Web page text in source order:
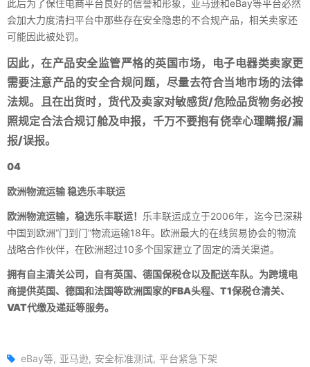
此后为了保住电商平台良好的信誉和形象，亚马逊和eBay等平台必然
会加大力度清扫平台中那些存在安全隐患的不合规产品，相关卖家还
可能因此被处罚。
因此，在产品安全监管严格的英国市场，电子电器类卖家更
需要注意产品的安全合规问题，尽量去符合当地市场的法律
法规。且在出货时，货代及卖家对敏感货/危险品货物务必按
照规定合法合规订舱及申报，千万不要抱有侥幸心理瞒报/漏
报/误报。
04
欧洲物流运输 稳选乐丰联运
欧洲物流运输，稳选乐丰联运！ 乐丰联运成立于2006年，迄今已深耕
中国到欧洲“门到门”物流运输18年。欧洲最大的在线贸易协会的物流
战略合作伙伴，在欧洲超过10多个国家建立了固定的清关渠道。​
拥有自主清关公司，自有英国、德国保税仓以及配送车队。为跨境电
商提供英国、德国和法国等欧洲国家的FBA头程、T1保税仓清关、
VAT代缴及递延等服务。
eBay等 亚马逊 安全标准测试 平台紧急下架